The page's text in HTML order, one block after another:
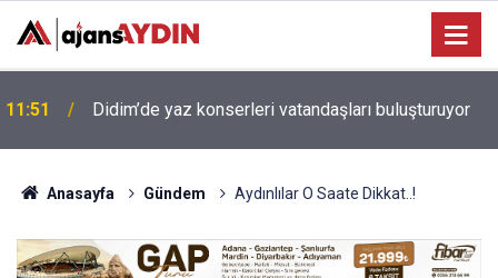
10:24
düşünmeyi öğreniyor
Anasayfa Gündem Aydınlılar O Saate Dikkat..!